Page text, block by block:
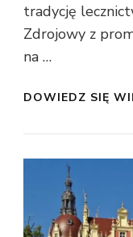
tradycję
Zdrojowy z
na …
DOWIEDZ SIĘ